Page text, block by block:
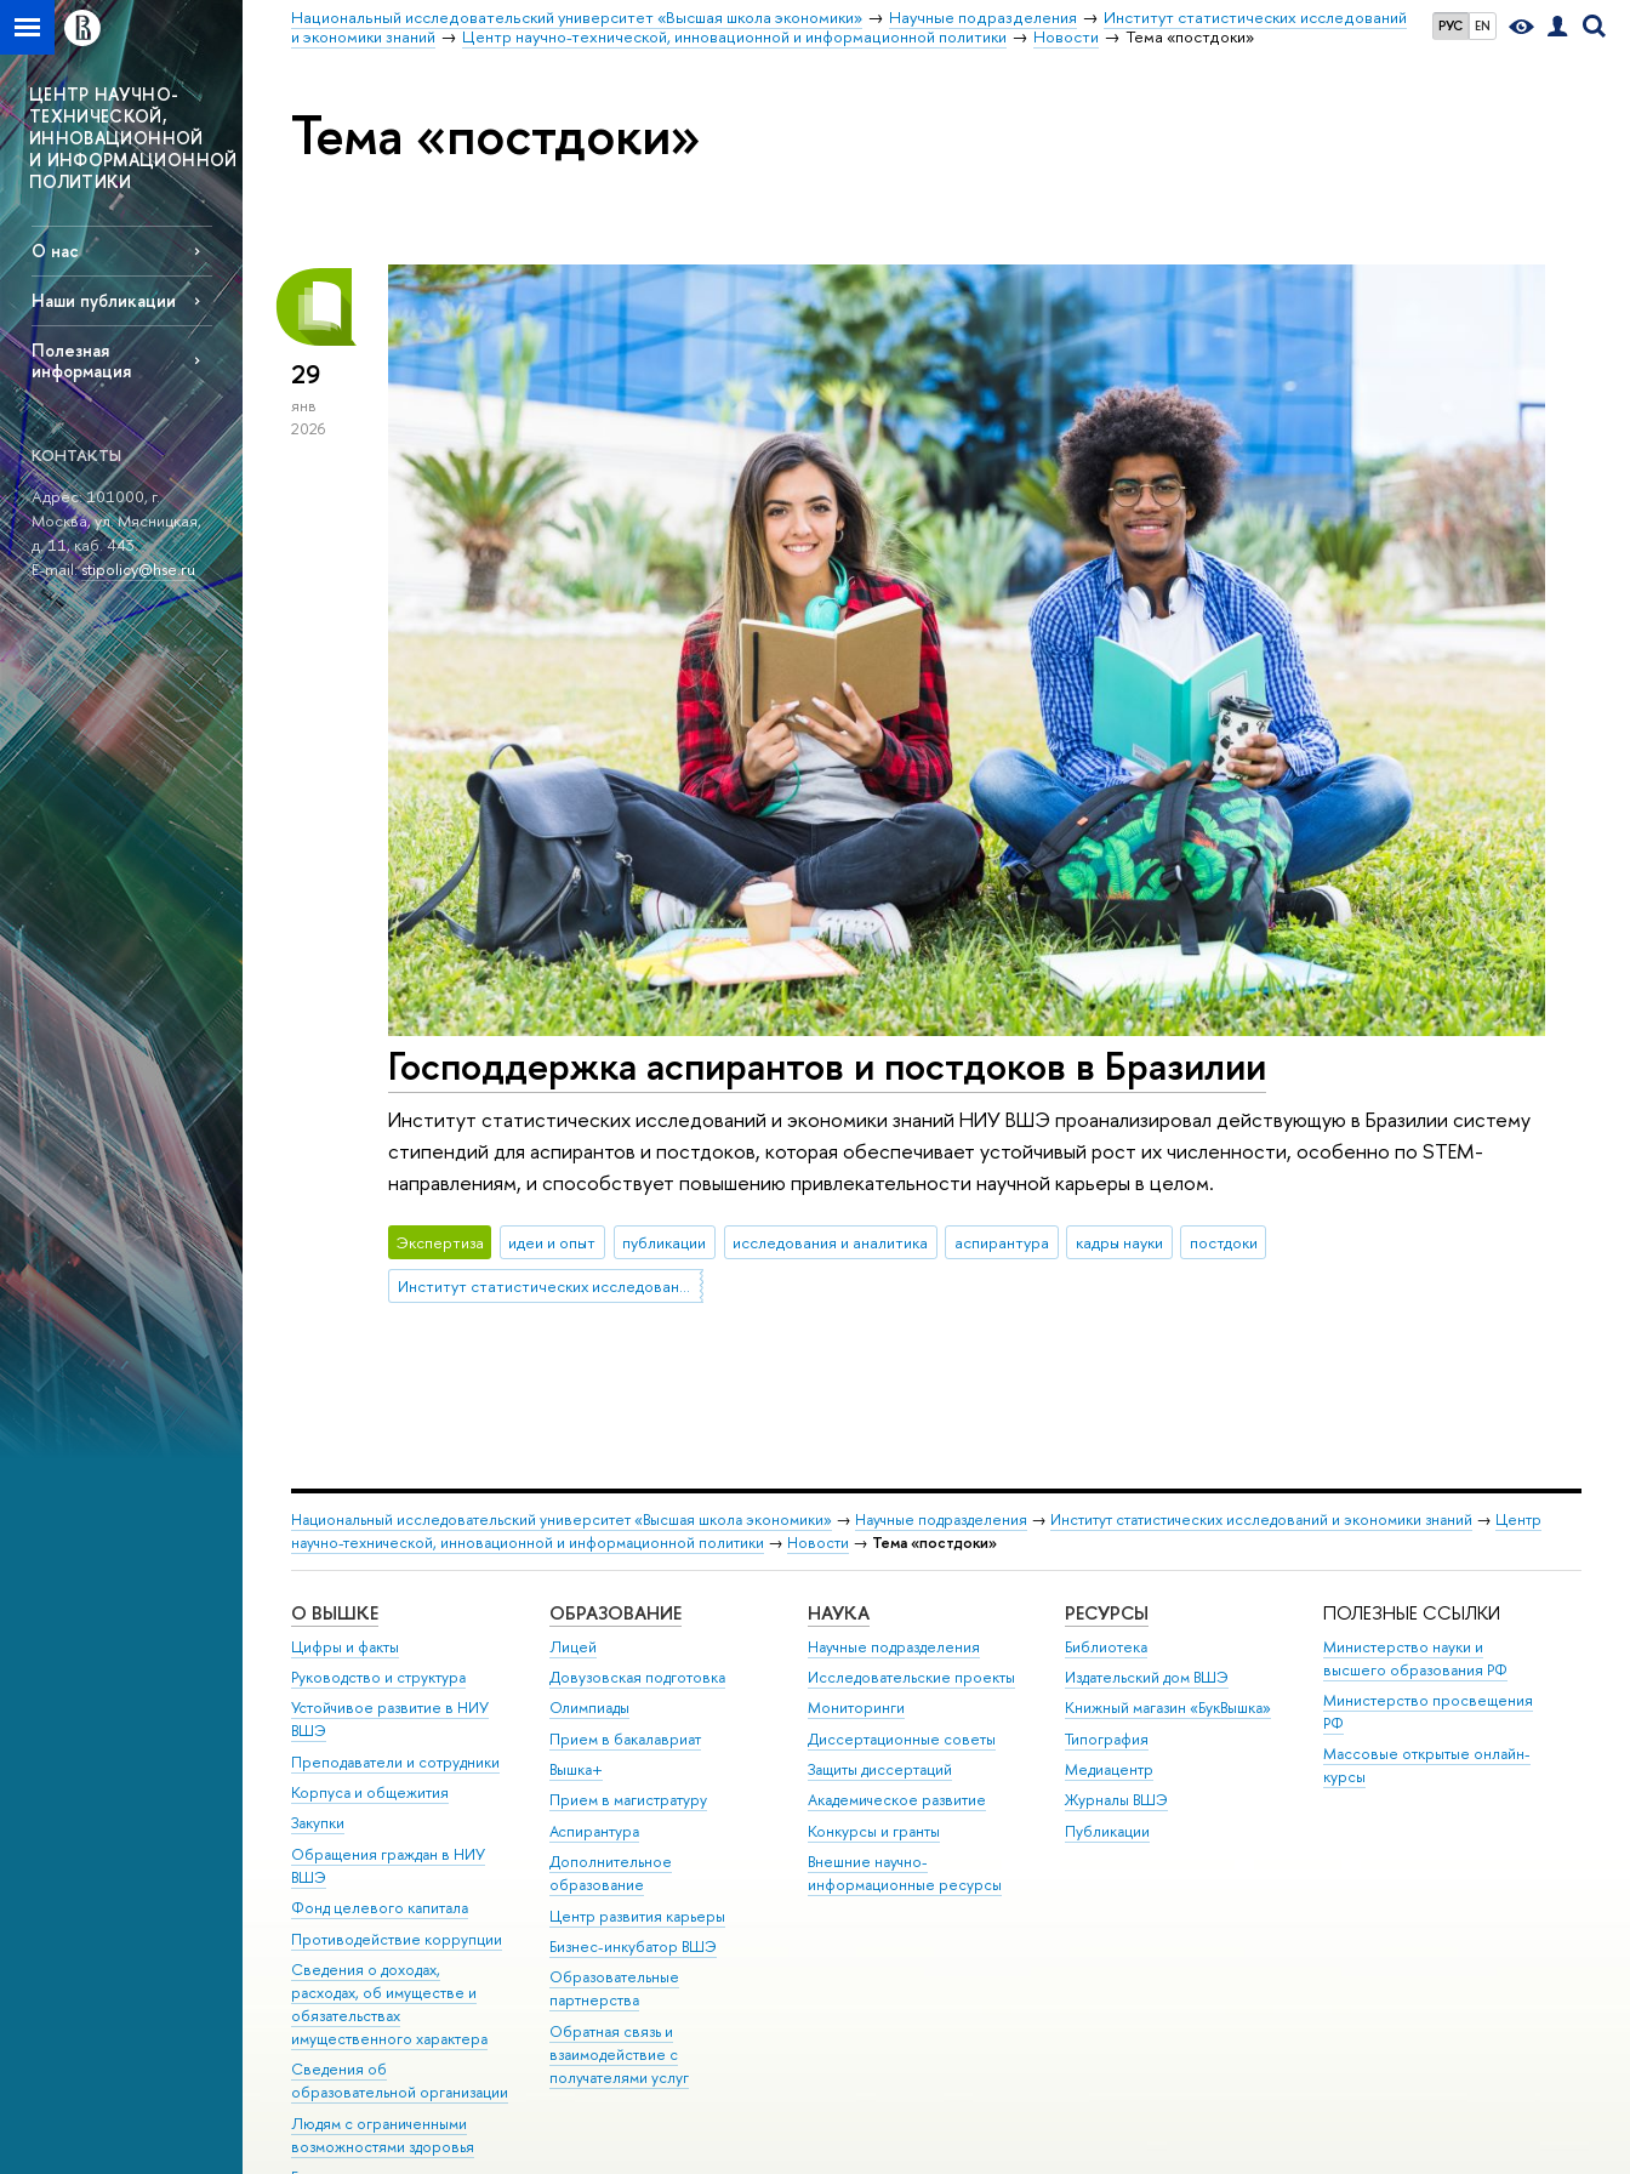
РУС EN
Национальный исследовательский университет «Высшая школа экономики» Научные подразделения
Институт статистических исследований
и экономики знаний
Центр научно-технической, инновационной и информационной политики Новости Тема «постдоки»
ЦЕНТР НАУЧНО-
ТЕХНИЧЕСКОЙ,
ИННОВАЦИОННОЙ
И ИНФОРМАЦИОННОЙ
ПОЛИТИКИ
О нас
Наши публикации
Полезная
информация
КОНТАКТЫ
Адрес: 101000, г.
Москва, ул. Мясницкая,
д. 11, каб. 443.
E-mail:stipolicy@hse.ru
Тема «постдоки»
29
янв
2026
Господдержка аспирантов и постдоков в Бразилии
Институт статистических исследований и экономики знаний НИУ ВШЭ проанализировал действующую в Бразилии систему
стипендий для аспирантов и постдоков, которая обеспечивает устойчивый рост их численности, особенно по STEM-
направлениям, и способствует повышению привлекательности научной карьеры в целом.
Экспертиза идеи и опыт публикации исследования и аналитика аспирантура кадры науки
постдоки
Институт статистических исследований и экономики знаний
Национальный исследовательский университет «Высшая школа экономики» → Научные подразделения → Институт статистических исследований и экономики знаний → Центр
научно-технической, инновационной и информационной политики → Новости → Тема «постдоки»
О ВЫШКЕ
Цифры и факты
Руководство и структура
Устойчивое развитие в НИУ
ВШЭ
Преподаватели и сотрудники
Корпуса и общежития
Закупки
Обращения граждан в НИУ
ВШЭ
Фонд целевого капитала
Противодействие коррупции
Сведения о доходах,
расходах, об имуществе и
обязательствах
имущественного характера
Сведения об
образовательной организации
Людям с ограниченными
возможностями здоровья
ОБРАЗОВАНИЕ
Лицей
Довузовская подготовка
Олимпиады
Прием в бакалавриат
Вышка+
Прием в магистратуру
Аспирантура
Дополнительное
образование
Центр развития карьеры
Бизнес-инкубатор ВШЭ
Образовательные
партнерства
Обратная связь и
взаимодействие с
получателями услуг
НАУКА
Научные подразделения
Исследовательские проекты
Мониторинги
Диссертационные советы
Защиты диссертаций
Академическое развитие
Конкурсы и гранты
Внешние научно-
информационные ресурсы
РЕСУРСЫ
Библиотека
Издательский дом ВШЭ
Книжный магазин «БукВышка»
Типография
Медиацентр
Журналы ВШЭ
Публикации
ПОЛЕЗНЫЕ ССЫЛКИ
Министерство науки и
высшего образования РФ
Министерство просвещения
РФ
Массовые открытые онлайн-
курсы